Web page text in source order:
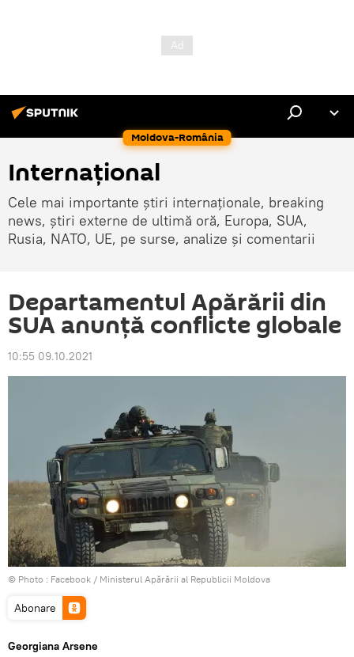
Moldova-România
Internaţional
Cele mai importante știri internaționale, breaking
news, știri externe de ultimă oră, Europa, SUA,
Rusia, NATO, UE, pe surse, analize și comentarii
Departamentul Apărării din
SUA anunță conflicte globale
10:55 09.10.2021
© Photo : Facebook / Ministerul Apărării al Republicii Moldova
Abonare
Georgiana Arsene